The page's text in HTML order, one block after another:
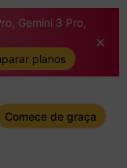
Gemini 3 Pro,
planos
Comece de graça